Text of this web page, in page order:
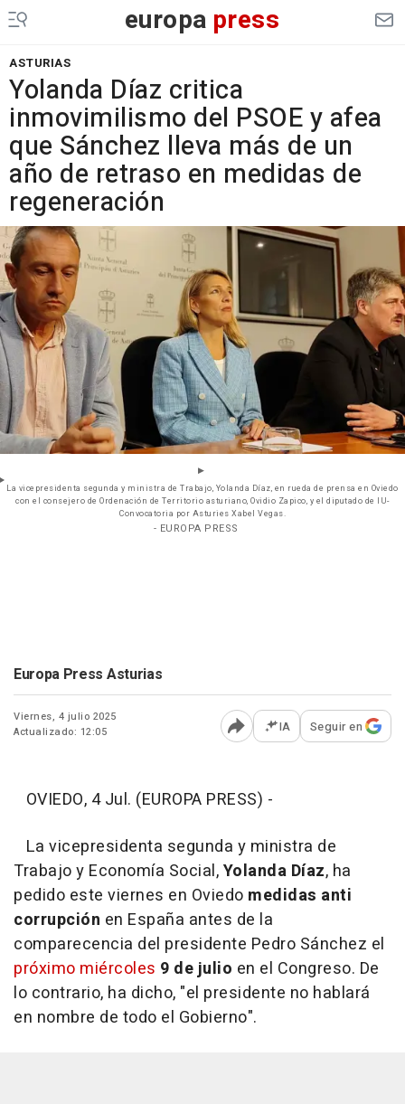
europa press
ASTURIAS
Yolanda Díaz critica
inmovimilismo del PSOE y afea
que Sánchez lleva más de un
año de retraso en medidas de
regeneración
La vicepresidenta segunda y ministra de Trabajo, Yolanda Díaz, en rueda de prensa en Oviedo
con el consejero de Ordenación de Territorio asturiano, Ovidio Zapico, y el diputado de IU-
Convocatoria por Asturies Xabel Vegas.
- EUROPA PRESS
Europa Press Asturias
Viernes, 4 julio 2025
Actualizado: 12:05
Abrir opciones para
IA Seguir en
OVIEDO, 4 Jul. (EUROPA PRESS) -
La vicepresidenta segunda y ministra de
Trabajo y Economía Social,Yolanda Díaz, ha
pedido este viernes en Oviedo medidas anti
corrupción en España antes de la
comparecencia del presidente Pedro Sánchez el
próximo miércoles 9 de julio en el Congreso. De
lo contrario, ha dicho, "el presidente no hablará
en nombre de todo el Gobierno".